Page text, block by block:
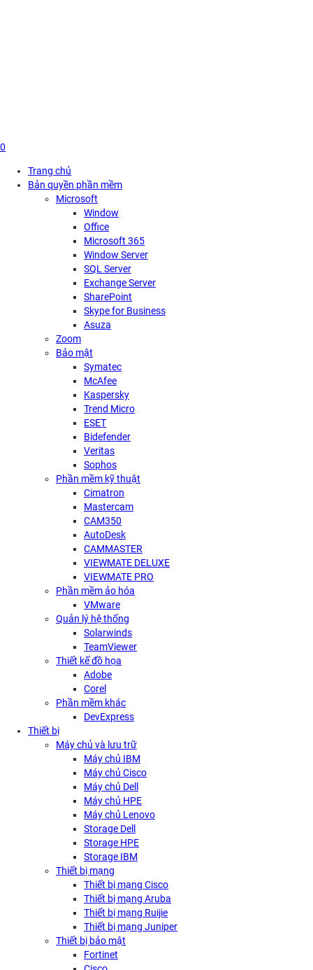
0
Trang chủ
Bản quyền phần mềm
Microsoft
Window
Office
Microsoft 365
Window Server
SQL Server
Exchange Server
SharePoint
Skype for Business
Asuza
Zoom
Bảo mật
Symatec
McAfee
Kaspersky
Trend Micro
ESET
Bidefender
Veritas
Sophos
Phần mềm kỹ thuật
Cimatron
Mastercam
CAM350
AutoDesk
CAMMASTER
VIEWMATE DELUXE
VIEWMATE PRO
Phần mềm ảo hóa
VMware
Quản lý hệ thống
Solarwinds
TeamViewer
Thiết kế đồ họa
Adobe
Corel
Phần mềm khác
DevExpress
Thiết bị
Máy chủ và lưu trữ
Máy chủ IBM
Máy chủ Cisco
Máy chủ Dell
Máy chủ HPE
Máy chủ Lenovo
Storage Dell
Storage HPE
Storage IBM
Thiết bị mạng
Thiết bị mạng Cisco
Thiết bị mạng Aruba
Thiết bị mạng Ruijie
Thiết bị mạng Juniper
Thiết bị bảo mật
Fortinet